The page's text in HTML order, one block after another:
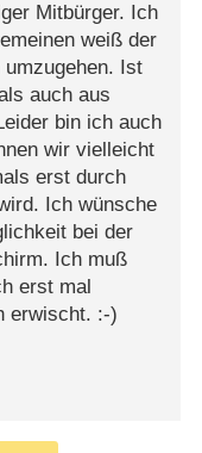
Mitbürger. Ich
weiß der
umzugehen. Ist
auch aus
bin ich auch
wir vielleicht
erst durch
Ich wünsche
bei der
Ich muß
erst mal
erwischt. :-)